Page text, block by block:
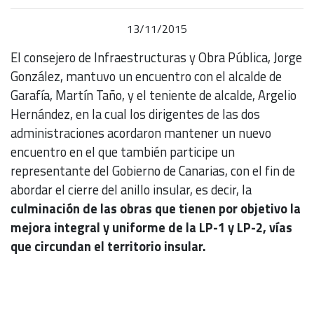
13/11/2015
El consejero de Infraestructuras y Obra Pública, Jorge
González, mantuvo un encuentro con el alcalde de
Garafía, Martín Taño, y el teniente de alcalde, Argelio
Hernández, en la cual los dirigentes de las dos
administraciones acordaron mantener un nuevo
encuentro en el que también participe un
representante del Gobierno de Canarias, con el fin de
abordar el cierre del anillo insular, es decir, la
culminación de las obras que tienen por objetivo la
mejora integral y uniforme de la LP-1 y LP-2, vías
que circundan el territorio insular.